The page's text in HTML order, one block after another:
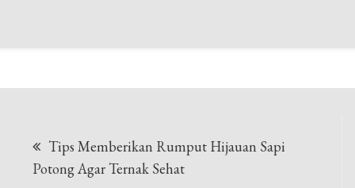
pos
Tips Memberikan Rumput Hijauan Sapi
Potong Agar Ternak Sehat